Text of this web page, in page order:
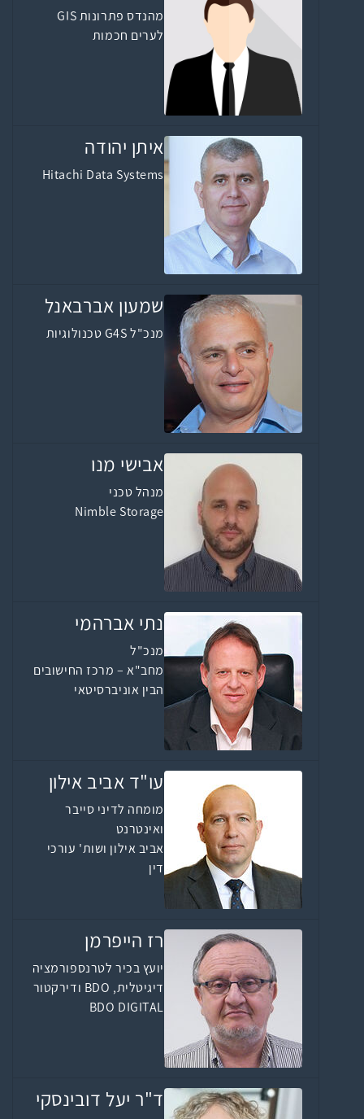
מהנדס פתרונות GIS
לערים חכמות
איתן יהודה
Hitachi Data Systems
שמעון אברבאנל
מנכ"ל G4S טכנולוגיות
אבישי מנו
מנהל טכני
Nimble Storage
נתי אברהמי
מנכ"ל
מחב"א – מרכז החישובים
הבין אוניברסיטאי
עו"ד אביב אילון
מומחה לדיני סייבר
ואינטרנט
אביב אילון ושות' עורכי
דין
רז הייפרמן
יועץ בכיר לטרנספורמציה
דיגיטלית, BDO ודירקטור
BDO DIGITAL
ד"ר יעל דובינסקי